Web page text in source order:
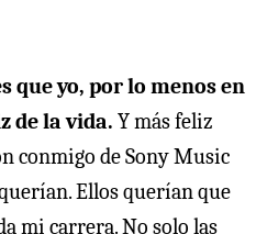
que yo, por lo menos en
de la vida. Y más feliz
conmigo de Sony Music
Ellos querían que
mi carrera. No solo las